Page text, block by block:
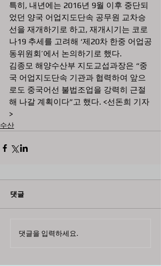
특히, 내년에는 2016년 9월 이후 중단되
었던 양국 어업지도단속 공무원 교차승
선을 재개하기로 하고, 재개시기는 코로
나19 추세를 고려해 ‘제20차 한중 어업공
동위원회’에서 논의하기로 했다.
김종모 해양수산부 지도교섭과장은 “중
국 어업지도단속 기관과 협력하여 앞으
로도 중국어선 불법조업을 강력히 근절
해 나갈 계획이다”고 했다. <선돈희 기자
>
수산
댓글
댓글을 입력하세요.